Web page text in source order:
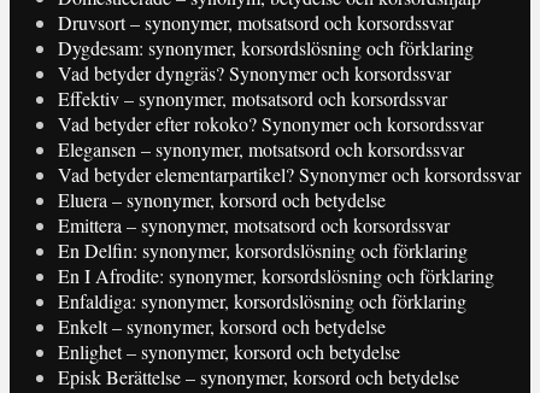
Druvsort – synonymer, motsatsord och korsordssvar
Dygdesam: synonymer, korsordslösning och förklaring
Vad betyder dyngräs? Synonymer och korsordssvar
Effektiv – synonymer, motsatsord och korsordssvar
Vad betyder efter rokoko? Synonymer och korsordssvar
Elegansen – synonymer, motsatsord och korsordssvar
Vad betyder elementarpartikel? Synonymer och korsordssvar
Eluera – synonymer, korsord och betydelse
Emittera – synonymer, motsatsord och korsordssvar
En Delfin: synonymer, korsordslösning och förklaring
En I Afrodite: synonymer, korsordslösning och förklaring
Enfaldiga: synonymer, korsordslösning och förklaring
Enkelt – synonymer, korsord och betydelse
Enlighet – synonymer, korsord och betydelse
Episk Berättelse – synonymer, korsord och betydelse